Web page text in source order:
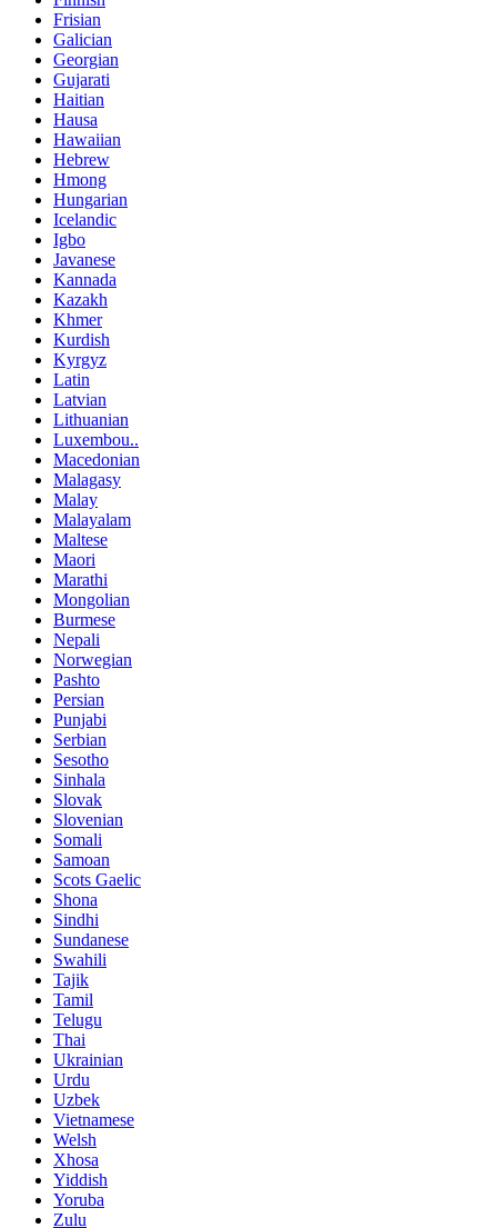
Frisian
Galician
Georgian
Gujarati
Haitian
Hausa
Hawaiian
Hebrew
Hmong
Hungarian
Icelandic
Igbo
Javanese
Kannada
Kazakh
Khmer
Kurdish
Kyrgyz
Latin
Latvian
Lithuanian
Luxembou..
Macedonian
Malagasy
Malay
Malayalam
Maltese
Maori
Marathi
Mongolian
Burmese
Nepali
Norwegian
Pashto
Persian
Punjabi
Serbian
Sesotho
Sinhala
Slovak
Slovenian
Somali
Samoan
Scots Gaelic
Shona
Sindhi
Sundanese
Swahili
Tajik
Tamil
Telugu
Thai
Ukrainian
Urdu
Uzbek
Vietnamese
Welsh
Xhosa
Yiddish
Yoruba
Zulu